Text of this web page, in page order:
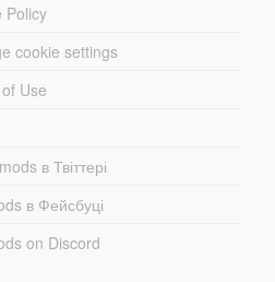
Policy
cookie settings
Use
в Твіттері
в Фейсбуці
on Discord